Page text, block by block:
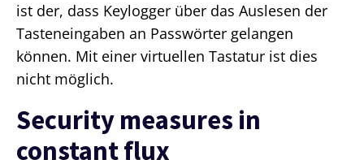
ist der, dass Keylogger über das Auslesen der
Tasteneingaben an Passwörter gelangen
können. Mit einer virtuellen Tastatur ist dies
nicht möglich.
Security measures in
constant flux